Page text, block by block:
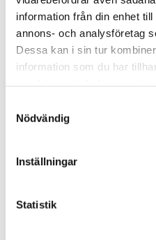
information från din enhet
annons- och analysföretag
Dessa kan i sin tur
information som du har
Nödvändig
Inställningar
Statistik